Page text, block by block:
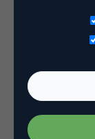
Slaat met de
balans niet
het geval is?
niet aan de
ruimte
werken. Er is